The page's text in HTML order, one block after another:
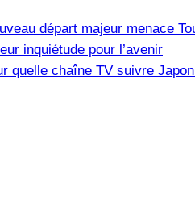
départ majeur menace
inquiétude pour l’avenir
quelle chaîne TV suivre